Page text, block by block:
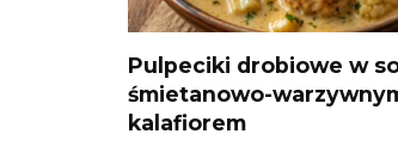
Pulpeciki drobiowe w
śmietanowo-
kalafiorem